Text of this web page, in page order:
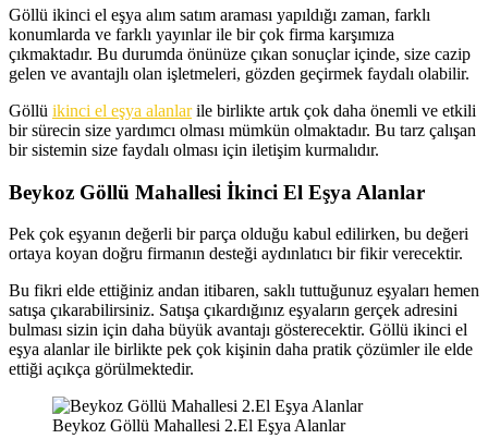
Göllü ikinci el eşya alım satım araması yapıldığı zaman, farklı
konumlarda ve farklı yayınlar ile bir çok firma karşımıza
çıkmaktadır. Bu durumda önünüze çıkan sonuçlar içinde, size cazip
gelen ve avantajlı olan işletmeleri, gözden geçirmek faydalı olabilir.
Göllü ikinci el eşya alanlarile birlikte artık çok daha önemli ve etkili
bir sürecin size yardımcı olması mümkün olmaktadır. Bu tarz çalışan
bir sistemin size faydalı olması için iletişim kurmalıdır.
Beykoz Göllü Mahallesi İkinci El Eşya Alanlar
Pek çok eşyanın değerli bir parça olduğu kabul edilirken, bu değeri
ortaya koyan doğru firmanın desteği aydınlatıcı bir fikir verecektir.
Bu fikri elde ettiğiniz andan itibaren, saklı tuttuğunuz eşyaları hemen
satışa çıkarabilirsiniz. Satışa çıkardığınız eşyaların gerçek adresini
bulması sizin için daha büyük avantajı gösterecektir. Göllü ikinci el
eşya alanlar ile birlikte pek çok kişinin daha pratik çözümler ile elde
ettiği açıkça görülmektedir.
Beykoz Göllü Mahallesi 2.El Eşya Alanlar